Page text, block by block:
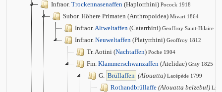
Infraor. Trockennasenaffen (Haplorrhini) Pocock 1918
Subor. Höhere Primaten (Anthropoidea) Mivart 1864
Infraor.Altweltaffen (Catarrhini) Geoffroy Saint-Hilaire
Infraor. Neuweltaffen (Platyrrhini) Geoffroy 1812
Tr. Aotini (Nachtaffen) Poche 1904
Fm. Klammerschwanzaffen (Atelidae) Gray 1825
G. Brüllaffen (Alouatta) Lacépède 1799
Rothandbrüllaffe (Alouatta belzebul)